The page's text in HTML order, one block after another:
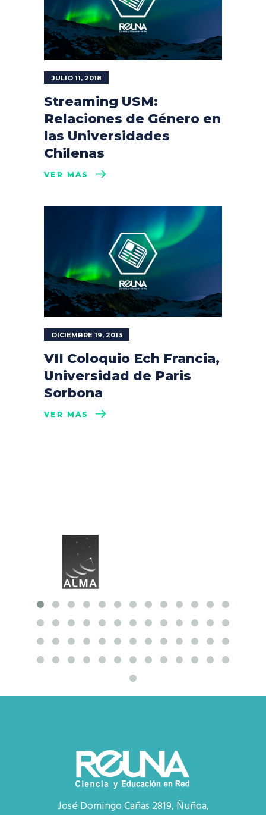
JULIO 11, 2018
Streaming USM:
Relaciones de Género en
las Universidades
Chilenas
VER MÁS
DICIEMBRE 19, 2013
VII Coloquio Ech Francia,
Universidad de Paris
Sorbona
VER MÁS
José Domingo Cañas 2819, Ñuñoa,